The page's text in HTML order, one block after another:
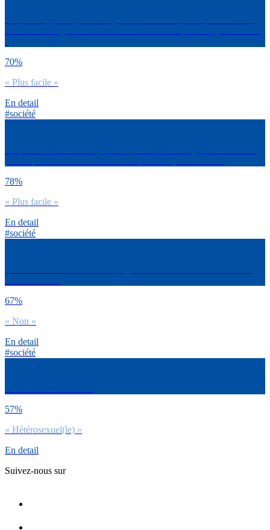
70%
« Plus facile »
En detail
#société
78%
« Plus facile »
En detail
#société
67%
« Non »
En detail
#société
57%
« Hétérosexuel(le) »
En detail
Suivez-nous sur